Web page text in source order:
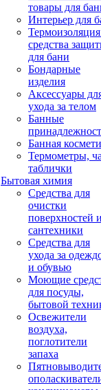
товары для
Интерьер для
средства
для бани
Бондарные
изделия
Аксеcсуары
ухода за телом
Банные
Банная
Термометры,
таблички
Бытовая химия
Средства для
очистки
поверхностей
сантехники
Средства для
ухода за
и обувью
Моющие
для посуды,
бытовой
Освежители
воздуха,
поглотители
запаха